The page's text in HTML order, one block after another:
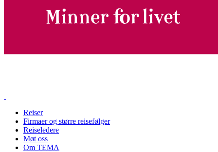
Reiser
Firmaer og større reisefølger
Reiseledere
Møt oss
Om TEMA